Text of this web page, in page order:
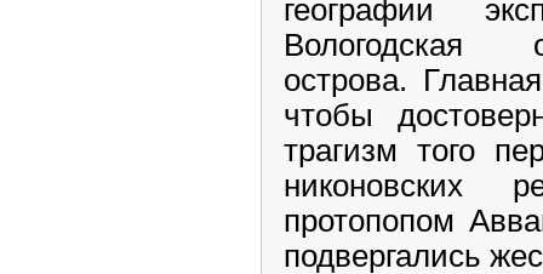
географии
Вологодская
острова.
чтобы
трагизм того
протопопом
подвергались